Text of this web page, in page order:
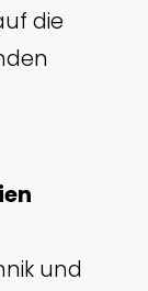
die
und